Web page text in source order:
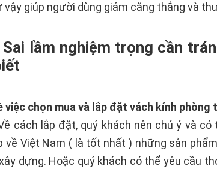
vậy giúp người dùng giảm căng thẳng và
lầm nghiệm trọng cần
việc chọn mua và lắp đặt vách kính phòng
cách lắp đặt, quý khách nên chú ý và
về Việt Nam ( là tốt nhất ) những sản
dựng. Hoặc quý khách có thể yêu cầu